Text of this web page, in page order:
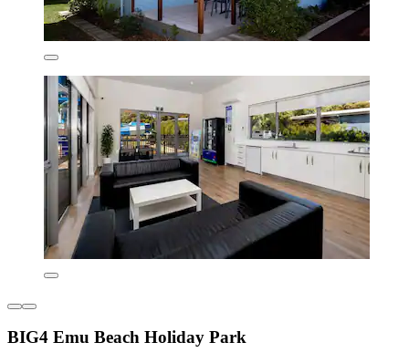
BIG4 Emu Beach Holiday Park